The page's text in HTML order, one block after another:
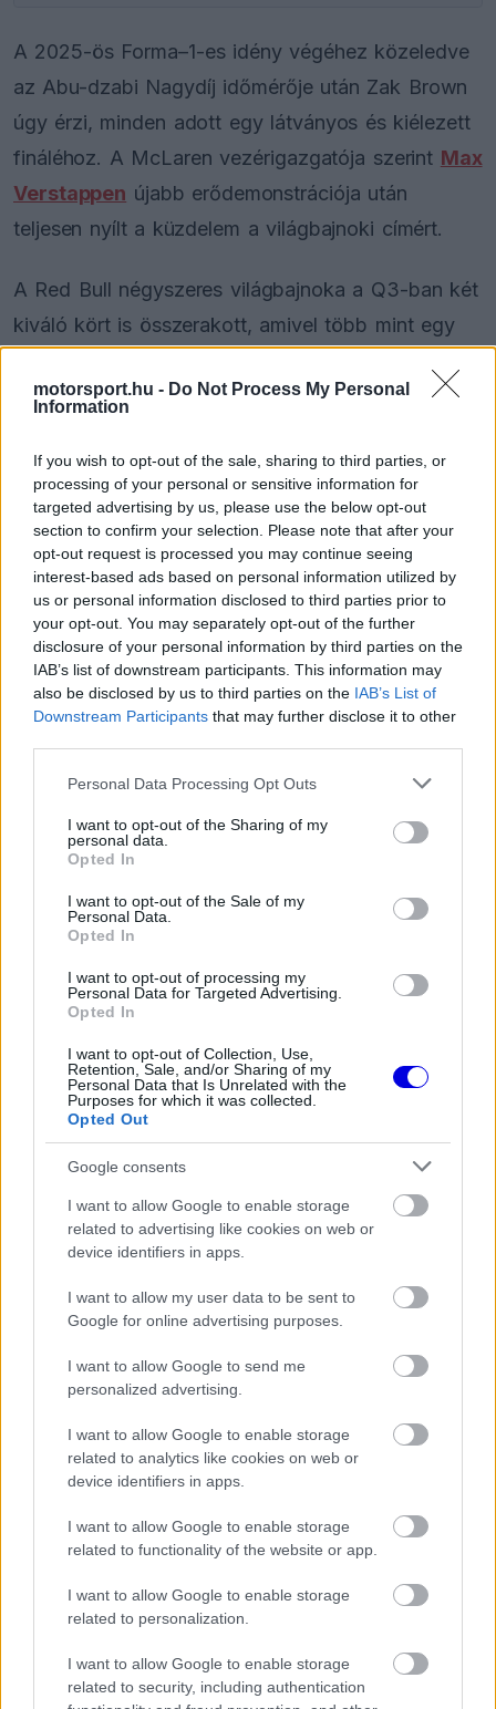
motorsport.hu - Do Not Process My Personal
Information
If you wish to opt-out of the sale, sharing to third parties, or
processing of your personal or sensitive information for
targeted advertising by us, please use the below opt-out
section to confirm your selection. Please note that after your
opt-out request is processed you may continue seeing
interest-based ads based on personal information utilized by
us or personal information disclosed to third parties prior to
your opt-out. You may separately opt-out of the further
disclosure of your personal information by third parties on the
IAB’s list of downstream participants. This information may
also be disclosed by us to third parties on the IAB’s List of
Downstream Participants that may further disclose it to other
Please note that this website/app uses one or more Google
not limited to your visit or usage behaviour. You may click to
grant or deny consent to Google and its third-party tags to
use your data for below specified purposes in below Google
consent section.
Personal Data Processing Opt Outs
I want to opt-out of the Sharing of my
personal data.
Opted In
I want to opt-out of the Sale of my
Personal Data.
Opted In
I want to opt-out of processing my
Personal Data for Targeted Advertising.
Opted In
I want to opt-out of Collection, Use,
Retention, Sale, and/or Sharing of my
Personal Data that Is Unrelated with the
Purposes for which it was collected.
Opted Out
Google consents
I want to allow Google to enable storage
related to advertising like cookies on web or
device identifiers in apps.
I want to allow my user data to be sent to
Google for online advertising purposes.
I want to allow Google to send me
personalized advertising.
I want to allow Google to enable storage
related to analytics like cookies on web or
device identifiers in apps.
I want to allow Google to enable storage
related to functionality of the website or app.
I want to allow Google to enable storage
related to personalization.
I want to allow Google to enable storage
related to security, including authentication
A 2025-ös Forma–1-es idény végéhez közeledve
az Abu-dzabi Nagydíj időmérője után Zak Brown
úgy érzi, minden adott egy látványos és kiélezett
fináléhoz. A McLaren vezérigazgatója szerint Max
Verstappen újabb erődemonstrációja után
teljesen nyílt a küzdelem a világbajnoki címért.
A Red Bull négyszeres világbajnoka a Q3-ban két
kiváló kört is összerakott, amivel több mint egy
pozíciót a Yas Marina pályán. A legnagyobb
tudták tartani vele a lépést, így Verstappen
komoly eséllyel vághat neki a vasárnapi futamnak.
Video
Player
is
loading.
This
is
a
modal
window.
The media could not be loaded, either because
the server or network failed or because the format
is not supported.
Brown is elismerte, hogy a holland klasszis megint
a legjobb pillanatban villantotta meg képességeit,
és egyértelművé tette, hogy semmi sincs még
FORMA-1
McLaren győztes autójánál
PIT LANE
Betörtek Lewis Hamilton
autóját
FORMA-1
Adrian Newey csodát tett Aston
Martinnál, most a Hondán a világ
szeme
„Ez most már tényleg élesben megy” – mondta a
vár ránk holnap. A bajnokság első három
úgyhogy minden adott egy emlékezetes